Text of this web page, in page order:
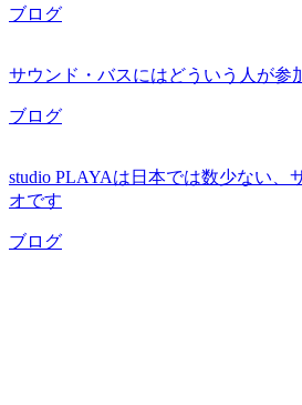
ブログ
サウンド・バスにはどういう人が参
ブログ
studio PLAYAは日本では数少ない、
オです
ブログ